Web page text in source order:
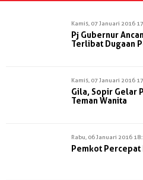
Kamis, 07 Januari 2016
Pj Gubernur
Terlibat Dugaan
Kamis, 07 Januari 2016
Gila, Sopir Gelar
Teman Wanita
Rabu, 06 Januari 2016
Pemkot Percepat